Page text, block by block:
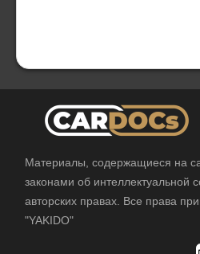
Материалы, содержащиеся на
законами об интеллектуальной
авторских правах. Все права
"YAKIDO"